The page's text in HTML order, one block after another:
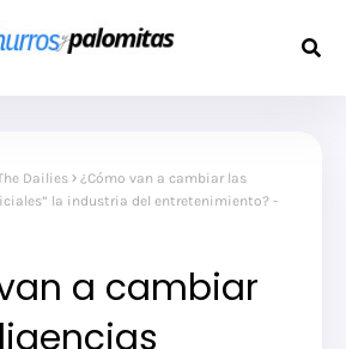
Dailies
¿Cómo van a cambiar las
la industria del entretenimiento? -
a cambiar